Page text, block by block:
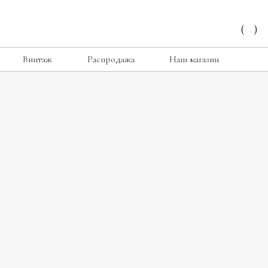
( )
Винтаж Распродажа Наш магазин